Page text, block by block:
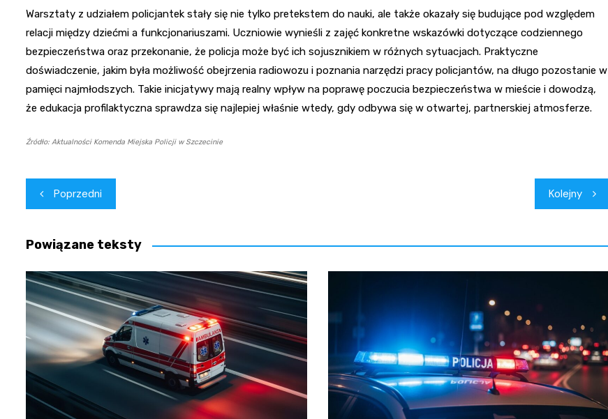
Warsztaty z udziałem policjantek stały się nie tylko pretekstem do nauki, ale także okazały się budujące pod względem
relacji między dziećmi a funkcjonariuszami. Uczniowie wynieśli z zajęć konkretne wskazówki dotyczące codziennego
bezpieczeństwa oraz przekonanie, że policja może być ich sojusznikiem w różnych sytuacjach. Praktyczne
doświadczenie, jakim była możliwość obejrzenia radiowozu i poznania narzędzi pracy policjantów, na długo pozostanie w
pamięci najmłodszych. Takie inicjatywy mają realny wpływ na poprawę poczucia bezpieczeństwa w mieście i dowodzą,
że edukacja profilaktyczna sprawdza się najlepiej właśnie wtedy, gdy odbywa się w otwartej, partnerskiej atmosferze.
Źródło: Aktualności Komenda Miejska Policji w Szczecinie
Nawigacja
wpisu
Poprzedni Kolejny
Powiązane teksty